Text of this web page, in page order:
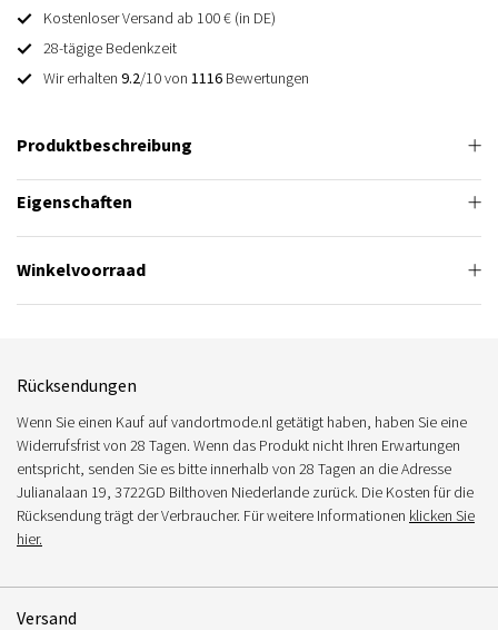
Kostenloser Versand ab 100 € (in DE)
28-tägige Bedenkzeit
Wir erhalten 9.2/10 von 1116 Bewertungen
Produktbeschreibung
Eigenschaften
Winkelvoorraad
Rücksendungen
Wenn Sie einen Kauf auf vandortmode.nl getätigt haben, haben Sie eine
Widerrufsfrist von 28 Tagen. Wenn das Produkt nicht Ihren Erwartungen
entspricht, senden Sie es bitte innerhalb von 28 Tagen an die Adresse
Julianalaan 19, 3722GD Bilthoven Niederlande zurück. Die Kosten für die
Rücksendung trägt der Verbraucher. Für weitere Informationen klicken Sie
hier.
Versand